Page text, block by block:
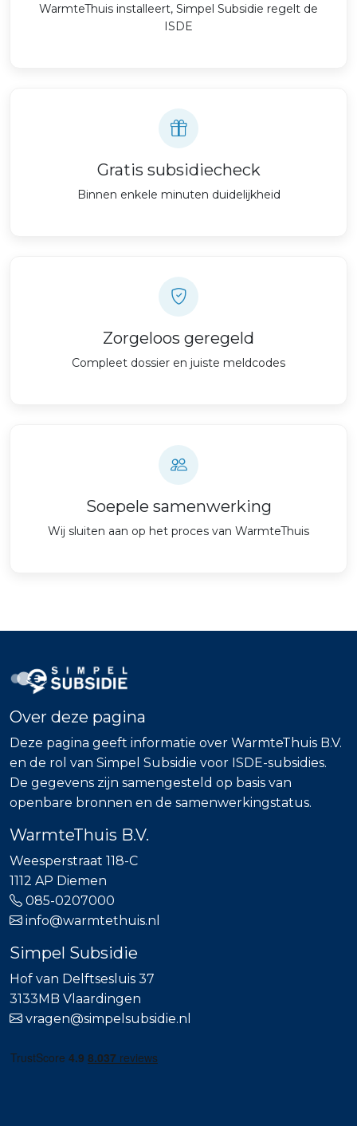
WarmteThuis installeert, Simpel Subsidie regelt de
ISDE
Gratis subsidiecheck
Binnen enkele minuten duidelijkheid
Zorgeloos geregeld
Compleet dossier en juiste meldcodes
Soepele samenwerking
Wij sluiten aan op het proces van WarmteThuis
Over deze pagina
Deze pagina geeft informatie over WarmteThuis B.V.
en de rol van Simpel Subsidie voor ISDE-subsidies.
De gegevens zijn samengesteld op basis van
openbare bronnen en de samenwerkingstatus.
WarmteThuis B.V.
Weesperstraat 118-C
1112 AP Diemen
085-0207000
info@warmtethuis.nl
Simpel Subsidie
Hof van Delftsesluis 37
3133MB Vlaardingen
vragen@simpelsubsidie.nl